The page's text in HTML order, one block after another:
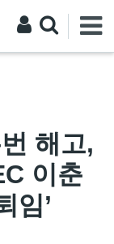
해고,
이춘
임’